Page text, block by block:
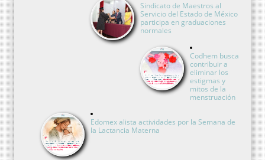
Sindicato de Maestros al
Servicio del Estado de México
participa en graduaciones
normales
Codhem busca
contribuir a
eliminar los
estigmas y
mitos de la
menstruación
Edomex alista actividades por la Semana de
la Lactancia Materna